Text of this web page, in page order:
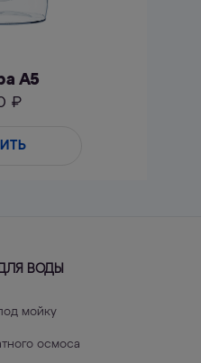
А5
₽
ВОДЫ
мойку
осмоса